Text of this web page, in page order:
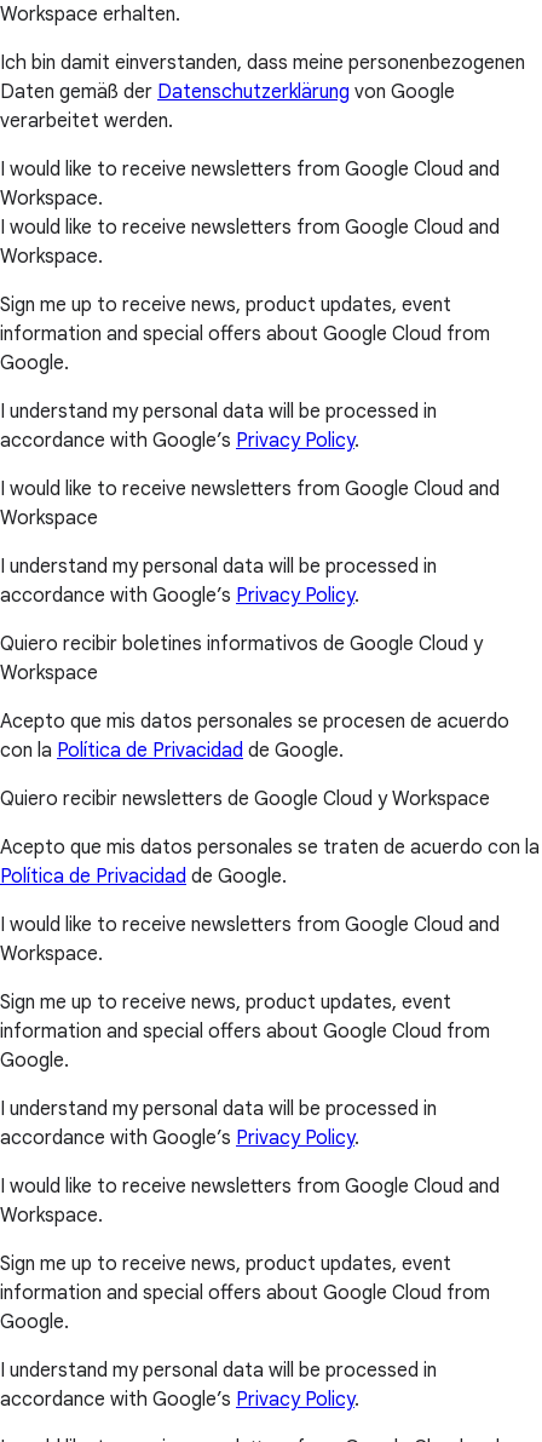
Workspace erhalten.
Ich bin damit einverstanden, dass meine personenbezogenen
Daten gemäß der Datenschutzerklärung von Google
verarbeitet werden.
I would like to receive newsletters from Google Cloud and
Workspace.
I would like to receive newsletters from Google Cloud and
Workspace.
Sign me up to receive news, product updates, event
information and special offers about Google Cloud from
Google.
I understand my personal data will be processed in
accordance with Google’s Privacy Policy.
I would like to receive newsletters from Google Cloud and
Workspace
I understand my personal data will be processed in
accordance with Google’s Privacy Policy.
Quiero recibir boletines informativos de Google Cloud y
Workspace
Acepto que mis datos personales se procesen de acuerdo
con la Política de Privacidad de Google.
Quiero recibir newsletters de Google Cloud y Workspace
Acepto que mis datos personales se traten de acuerdo con la
Política de Privacidad de Google.
I would like to receive newsletters from Google Cloud and
Workspace.
Sign me up to receive news, product updates, event
information and special offers about Google Cloud from
Google.
I understand my personal data will be processed in
accordance with Google’s Privacy Policy.
I would like to receive newsletters from Google Cloud and
Workspace.
Sign me up to receive news, product updates, event
information and special offers about Google Cloud from
Google.
I understand my personal data will be processed in
accordance with Google’s Privacy Policy.